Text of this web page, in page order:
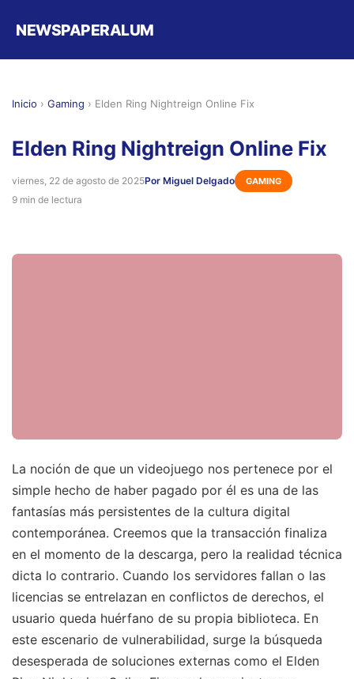
NEWSPAPERALUM
Inicio › Gaming › Elden Ring Nightreign Online Fix
Elden Ring Nightreign Online Fix
viernes, 22 de agosto de 2025Por Miguel Delgado GAMING
9 min de lectura
La noción de que un videojuego nos pertenece por el
simple hecho de haber pagado por él es una de las
fantasías más persistentes de la cultura digital
contemporánea. Creemos que la transacción finaliza
en el momento de la descarga, pero la realidad técnica
dicta lo contrario. Cuando los servidores fallan o las
licencias se entrelazan en conflictos de derechos, el
usuario queda huérfano de su propia biblioteca. En
este escenario de vulnerabilidad, surge la búsqueda
desesperada de soluciones externas como el Elden